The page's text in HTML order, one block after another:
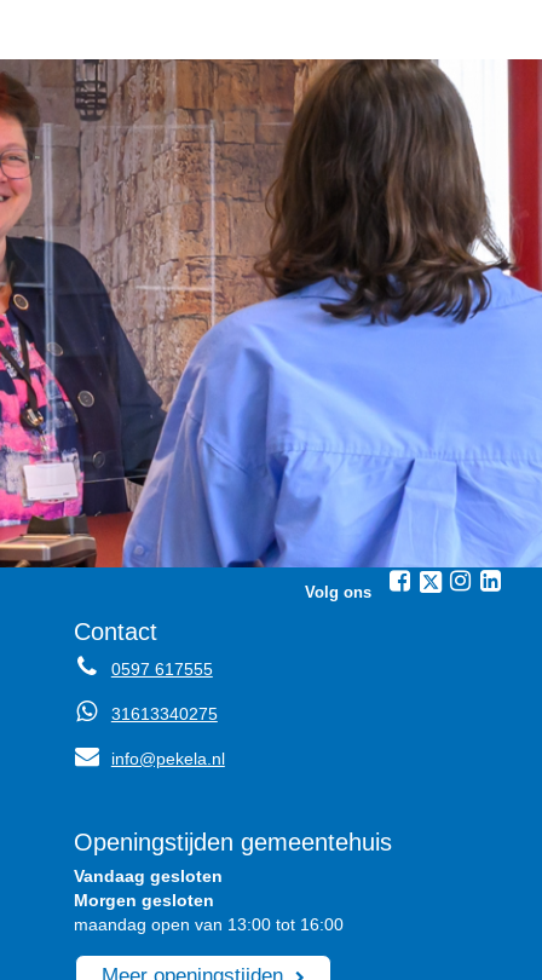
Volg ons
Contact
0597 617555
31613340275
info@pekela.nl
Openingstijden gemeentehuis
Vandaag gesloten
Morgen gesloten
maandag open van 13:00 tot 16:00